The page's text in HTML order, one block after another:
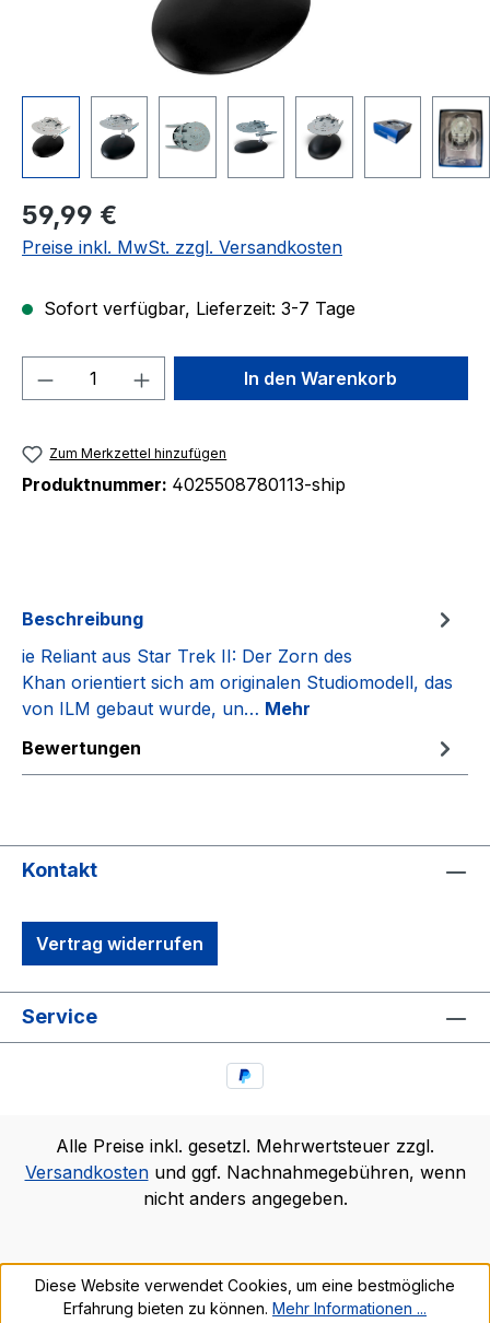
Regulärer Preis:
59,99 €
Preise inkl. MwSt. zzgl. Versandkosten
Sofort verfügbar, Lieferzeit: 3-7 Tage
Produkt Anzahl: Gib denIn den Warenkorb
Zum Merkzettel hinzufügen
Produktnummer: 4025508780113-ship
Beschreibung
ie Reliant aus Star Trek II: Der Zorn des
Khan orientiert sich am originalen Studiomodell, das
von ILM gebaut wurde, un… Mehr
Bewertungen
Kontakt
Vertrag widerrufen
Service
Alle Preise inkl. gesetzl. Mehrwertsteuer zzgl.
Versandkostenund ggf. Nachnahmegebühren, wenn
nicht anders angegeben.
Diese Website verwendet Cookies, um eine bestmögliche
Erfahrung bieten zu können. Mehr Informationen ...